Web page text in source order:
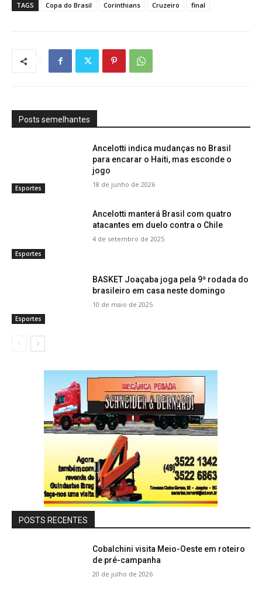
TAGS Copa do Brasil Corinthians Cruzeiro final
Posts semelhantes
Esportes
Ancelotti indica mudanças no Brasil
para encarar o Haiti, mas esconde o
jogo
18 de junho de 2026
Esportes
Ancelotti manterá Brasil com quatro
atacantes em duelo contra o Chile
4 de setembro de 2025
Esportes
BASKET Joaçaba joga pela 9ª rodada do
brasileiro em casa neste domingo
10 de maio de 2025
POSTS RECENTES
Cobalchini visita Meio-Oeste em roteiro
de pré-campanha
20 de julho de 2026